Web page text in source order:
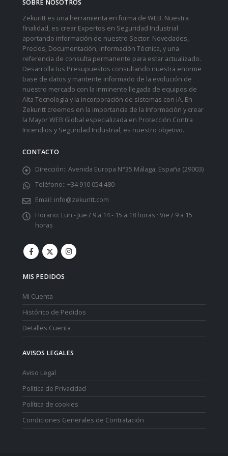
SOBRE NOSOTROS
Zekuritt es una herramienta en forma de WEB. Nuestra
finalidad, es crear Expertos en Seguridad Industrial
aportando información de nuestro Sector: Novedades,
Precios, Documentación, Información Técnica, y una
referencia de consulta permanente para estar actualizado.
Desarrolla tus Presupuestos consultando nuestra enorme
base de datos y mantente informado de la evolución de
nuestro mercado con la inminente llegada de equipos de
Alta Tecnología y la incorporación de sistemas con iA. En
Zekuritt creemos en la importancia de la Información y crear
la Mayor WEB Global especializada en Protección Contra
Incendios y Seguridad Industrial, es nuestro objetivo.
CONTACTO
Dirección:: Avenida Europa N°35 Málaga, España (29003)
Teléfono:: +34 910 054 480
Email: info@zekuritt.com
Horario: Lun - Jue / 9 a 14 - 15 a 18 horas · Vie / 9 a 15
horas
MIS PEDIDOS
Mi Cuenta
Histórico de Pedidos
Detalles Cuenta
AVISOS LEGALES
Aviso Legal
Política de Privacidad
Política de cookies
Condiciones Generales de Contratación